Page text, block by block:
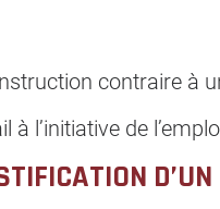
contraire à
l’initiative de